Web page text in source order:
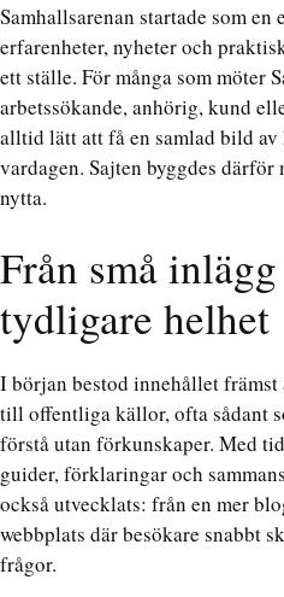
Samhallsarenan startade som en
erfarenheter, nyheter och
ett ställe. För många som möter
arbetssökande, anhörig, kund
alltid lätt att få en samlad bild
vardagen. Sajten byggdes
nytta.
Från små
tydligare helhet
I början bestod innehållet
till offentliga källor, ofta sådant
förstå utan förkunskaper. Med
guider, förklaringar och
också utvecklats: från en mer
webbplats där besökare snabbt
frågor.